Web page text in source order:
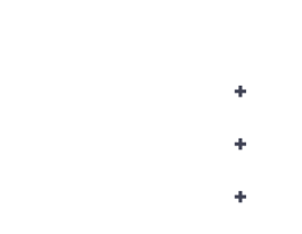
+
+
+